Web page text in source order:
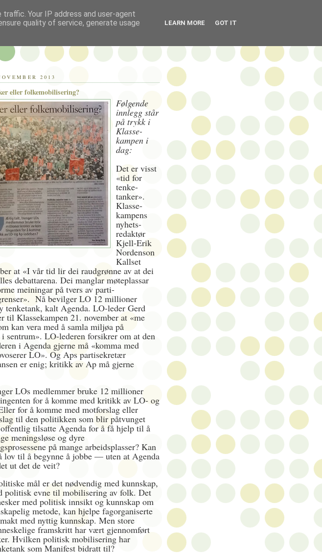
2013
eller folkemobilisering?
Følgende
innlegg står
på trykk i
Klasse-
kampen i
dag:
Det er visst
«tid for
tenke-
tanker».
Klasse-
kampens
nyhets-
redaktør
Kjell-Erik
Nordenson
Kallset
at «I vår tid lir dei raudgrønne av at dei
debattarena. Dei manglar møteplassar
meiningar på tvers av parti-
Nå bevilger LO 12 millioner
tenketank, kalt Agenda. LO-leder Gerd
til Klassekampen 21. november at «me
kan vera med å samla miljøa på
i sentrum». LO-lederen forsikrer om at den
i Agenda gjerne må «komma med
LO». Og Aps partisekretær
er enig; kritikk av Ap må gjerne
LOs medlemmer bruke 12 millioner
for å komme med kritikk av LO- og
for å komme med motforslag eller
til den politikken som blir påtvunget
tilsatte Agenda for å få hjelp til å
meningsløse og dyre
på mange arbeidsplasser? Kan
lov til å begynne å jobbe — uten at Agenda
ut det de veit?
mål er det nødvendig med kunnskap,
politisk evne til mobilisering av folk. Det
med politisk innsikt og kunnskap om
metode, kan hjelpe fagorganiserte
med nyttig kunnskap. Men store
framskritt har vært gjennomført
Hvilken politisk mobilisering har
som Manifest bidratt til?
Your IP address and user-agent
quality of service, generate usage
LEARN MORE GOT IT